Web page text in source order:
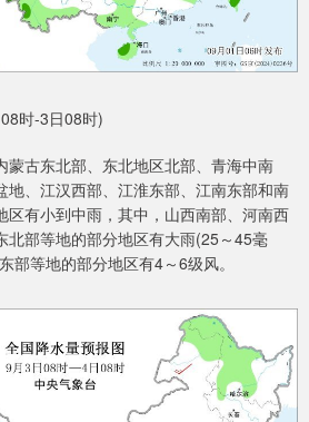
时-3日08时)
古东北部、东北地区北部、青海中南
地、江汉西部、江淮东部、江南东部和南
区有小到中雨，其中，山西南部、河南西
北部等地的部分地区有大雨(25～45毫
部等地的部分地区有4～6级风。